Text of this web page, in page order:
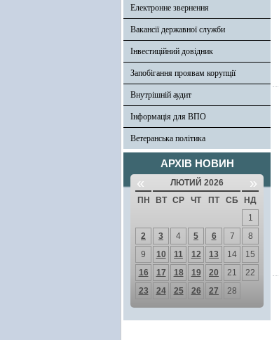
Електронне звернення
Вакансії державної служби
Інвестиційний довідник
Запобігання проявам корупції
Внутрішній аудит
Інформація для ВПО
Ветеранська політика
АРХІВ НОВИН
« ЛЮТИЙ 2026 »
ПН ВТ СР ЧТ ПТ СБ
НД
1
2
3 4 5 6 7
8
9
10 11 12 13 14
15
16
17 18 19 20 21
22
23
24 25 26 27 28